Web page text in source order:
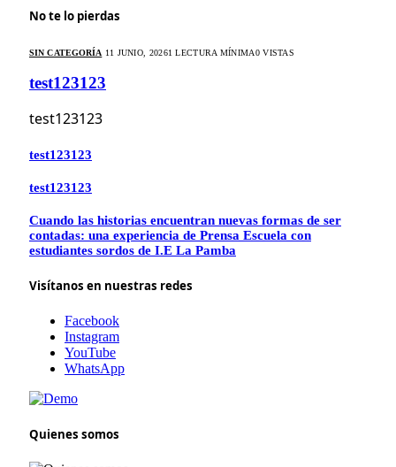
No te lo pierdas
SIN CATEGORÍA 11 JUNIO, 20261 LECTURA MÍNIMA0VISTAS
test123123
test123123
test123123
test123123
Cuando las historias encuentran nuevas formas de ser
contadas: una experiencia de Prensa Escuela con
estudiantes sordos de I.E La Pamba
Visítanos en nuestras redes
Facebook
Instagram
YouTube
WhatsApp
Quienes somos